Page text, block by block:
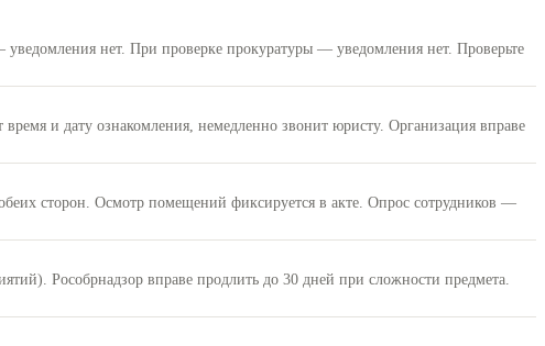
нет. При проверке прокуратуры — уведомления нет. Проверьте
и дату ознакомления, немедленно звонит юристу. Организация вправе
сторон. Осмотр помещений фиксируется в акте. Опрос сотрудников —
Рособрнадзор вправе продлить до 30 дней при сложности предмета.